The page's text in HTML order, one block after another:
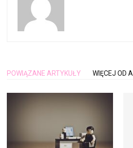
POWIĄZANE ARTYKUŁY WIĘCEJ OD